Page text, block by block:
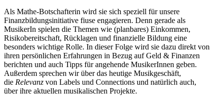
Als Mathe-Botschafterin wird sie sich speziell für unsere
Finanzbildungsinitiative fiuse engagieren. Denn gerade als
MusikerIn spielen die Themen wie (planbares) Einkommen,
Risikobereitschaft, Rücklagen und finanzielle Bildung eine
besonders wichtige Rolle. In dieser Folge wird sie dazu direkt von
ihren persönlichen Erfahrungen in Bezug auf Geld & Finanzen
berichten und auch Tipps für angehende MusikerInnen geben.
Außerdem sprechen wir über das heutige Musikgeschäft,
die Relevanz von Labels und Connections und natürlich auch,
über ihre aktuellen musikalischen Projekte.